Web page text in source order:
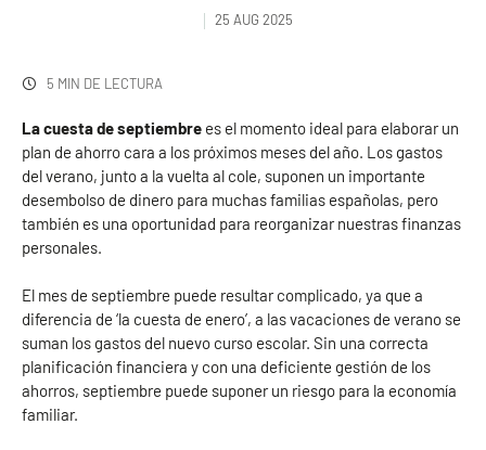
25 AUG 2025
5 MIN DE LECTURA
La cuesta de septiembre es el momento ideal para elaborar un
plan de ahorro cara a los próximos meses del año. Los gastos
del verano, junto a la vuelta al cole, suponen un importante
desembolso de dinero para muchas familias españolas, pero
también es una oportunidad para reorganizar nuestras finanzas
personales.
El mes de septiembre puede resultar complicado, ya que a
diferencia de ‘la cuesta de enero’, a las vacaciones de verano se
suman los gastos del nuevo curso escolar. Sin una correcta
planificación financiera y con una deficiente gestión de los
ahorros, septiembre puede suponer un riesgo para la economía
familiar.